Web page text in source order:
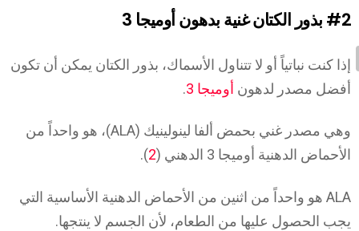
#2 بذور الكتان غنية بدهون أوميجا 3
إذا كنت نباتياً أو لا تتناول الأسماك، بذور الكتان يمكن أن تكون
أفضل مصدر لدهون أوميجا 3 .
وهي مصدر غني بحمض ألفا لينولينيك (ALA)، هو واحداً من
الأحماض الدهنية أوميجا 3 الدهني (
2
).
ALA هو واحداً من اثنين من الأحماض الدهنية الأساسية التي
يجب الحصول عليها من الطعام، لأن الجسم لا ينتجها.